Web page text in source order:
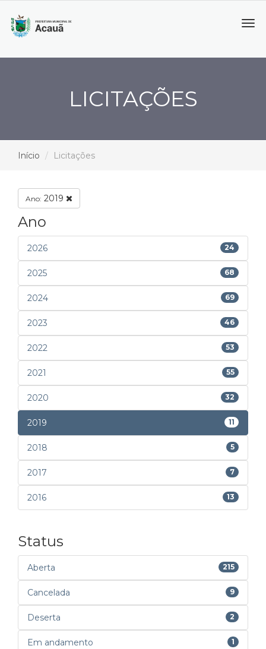
LICITAÇÕES
Início Licitações
Ano: 2019
Ano
2026 24
2025 68
2024 69
2023 46
2022 53
2021 55
2020 32
2019 11
2018 5
2017 7
2016 13
Status
Aberta 215
Cancelada 9
Deserta 2
Em andamento 1